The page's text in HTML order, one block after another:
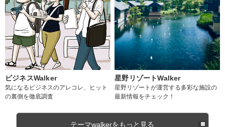
ビジネスWalker
気になるビジネスのアレコレ、ヒット
の裏側を徹底調査
星野リゾートWalker
星野リゾートが運営する多彩な施設の
最新情報をチェック！
テーマwalkerをもっと見る